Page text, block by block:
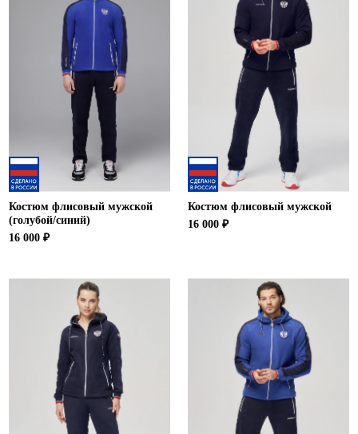
Костюм флисовый мужской
(голубой/синий)
16 000 ₽
Костюм флисовый мужской
16 000 ₽